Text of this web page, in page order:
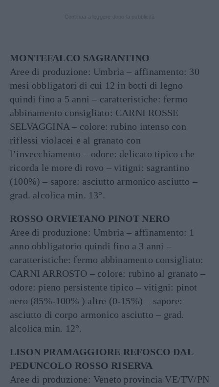
MONTEFALCO SAGRANTINO
Aree di produzione: Umbria – affinamento: 30
mesi obbligatori di cui 12 in botti di legno
quindi fino a 5 anni – caratteristiche: fermo
abbinamento consigliato: CARNI ROSSE
SELVAGGINA – colore: rubino intenso con
riflessi violacei e al granato con
l’invecchiamento – odore: delicato tipico che
ricorda le more di rovo – vitigni: sagrantino
(100%) – sapore: asciutto armonico asciutto –
grad. alcolica min. 13°.
ROSSO ORVIETANO PINOT NERO
Aree di produzione: Umbria – affinamento: 1
anno obbligatorio quindi fino a 3 anni –
caratteristiche: fermo abbinamento consigliato:
CARNI ARROSTO – colore: rubino al granato –
odore: pieno persistente tipico – vitigni: pinot
nero (85%-100% ) altre (0-15%) – sapore:
asciutto di corpo armonico asciutto – grad.
alcolica min. 12°.
LISON PRAMAGGIORE REFOSCO DAL
PEDUNCOLO ROSSO RISERVA
Aree di produzione: Veneto provincia VE/TV/PN